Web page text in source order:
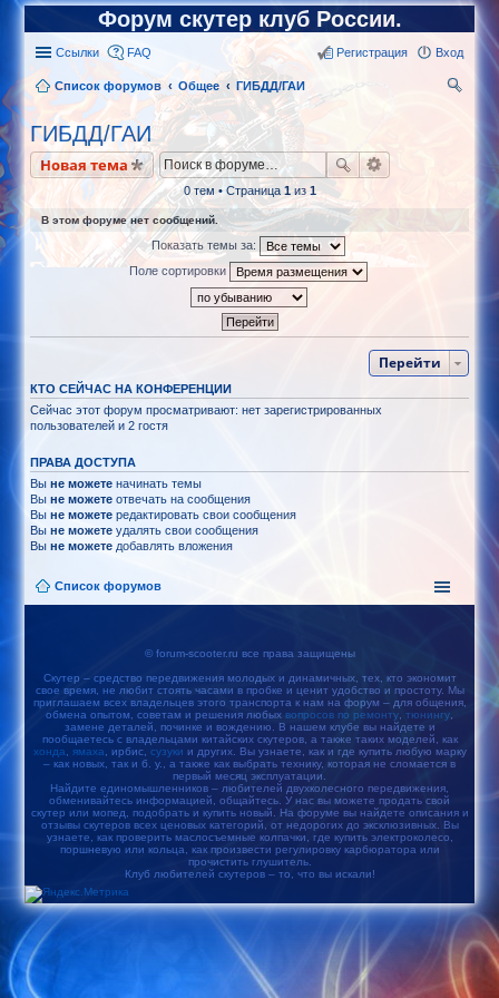
Форум скутер клуб России.
Ссылки FAQ Вход
Регистрация
Список форумов Общее
ГИБДД/ГАИ
ГИБДД/ГАИ
Новая тема
0 тем • Страница 1из 1
В этом форуме нет сообщений.
Показать темы за:
Поле сортировки
Перейти
КТО СЕЙЧАС НА КОНФЕРЕНЦИИ
Сейчас этот форум просматривают: нет зарегистрированных
пользователей и 2 гостя
ПРАВА ДОСТУПА
Выне можете начинать темы
Выне можете отвечать на сообщения
Выне можете редактировать свои сообщения
Выне можете удалять свои сообщения
Выне можете добавлять вложения
Список форумов
© forum-scooter.ru все права защищены
Скутер – средство передвижения молодых и динамичных, тех, кто экономит
свое время, не любит стоять часами в пробке и ценит удобство и простоту. Мы
приглашаем всех владельцев этого транспорта к нам на форум – для общения,
обмена опытом, советам и решения любых вопросов по ремонту тюнингу
замене деталей, починке и вождению. В нашем клубе вы найдете и
пообщаетесь с владельцами китайских скутеров, а также таких моделей, как
хонда
ямаха , ирбис, сузуки и других. Вы узнаете, как и где купить любую марку
– как новых, так и б. у., а также как выбрать технику, которая не сломается в
первый месяц эксплуатации.
Найдите единомышленников – любителей двухколесного передвижения,
обменивайтесь информацией, общайтесь. У нас вы можете продать свой
скутер или мопед, подобрать и купить новый. На форуме вы найдете описания и
отзывы скутеров всех ценовых категорий, от недорогих до эксклюзивных. Вы
узнаете, как проверить маслосъемные колпачки, где купить электроколесо,
поршневую или кольца, как произвести регулировку карбюратора или
прочистить глушитель.
Клуб любителей скутеров – то, что вы искали!